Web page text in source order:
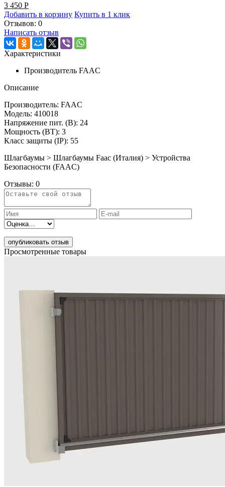
3 450 Р
Добавить в корзину Купить в 1 клик
Отзывов: 0
Написать отзыв
Характеристики
Производитель FAAC
Описание
Производитель: FAAC
Модель: 410018
Напряжение пит. (B): 24
Мощность (ВТ): 3
Класс защиты (IP): 55
Шлагбаумы > Шлагбаумы Faac (Италия) > Устройства
Безопасности (FAAC)
Отзывы: 0
опубликовать отзыв
Просмотренные товары